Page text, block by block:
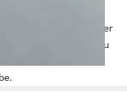
mit einem Marker oder
Schäden reparierst du